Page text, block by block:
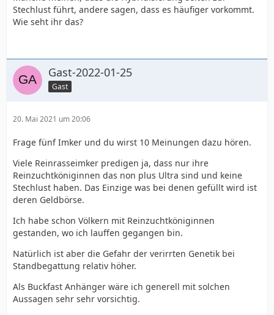
Stechlust führt, andere sagen, dass es häufiger vorkommt.
Wie seht ihr das?
Gast-2022-01-25
Gast
20. Mai 2021 um 20:06
Frage fünf Imker und du wirst 10 Meinungen dazu hören.
Viele Reinrasseimker predigen ja, dass nur ihre
Reinzuchtköniginnen das non plus Ultra sind und keine
Stechlust haben. Das Einzige was bei denen gefüllt wird ist
deren Geldbörse.
Ich habe schon Völkern mit Reinzuchtköniginnen
gestanden, wo ich lauffen gegangen bin.
Natürlich ist aber die Gefahr der verirrten Genetik bei
Standbegattung relativ höher.
Als Buckfast Anhänger wäre ich generell mit solchen
Aussagen sehr sehr vorsichtig.